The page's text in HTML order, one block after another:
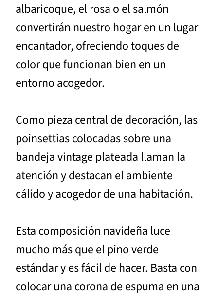
albaricoque, el rosa o el salmón
convertirán nuestro hogar en un lugar
encantador, ofreciendo toques de
color que funcionan bien en un
entorno acogedor.
Como pieza central de decoración, las
poinsettias colocadas sobre una
bandeja vintage plateada llaman la
atención y destacan el ambiente
cálido y acogedor de una habitación.
Esta composición navideña luce
mucho más que el pino verde
estándar y es fácil de hacer. Basta con
colocar una corona de espuma en una